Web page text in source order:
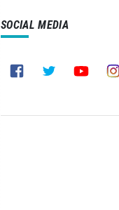
SOCIAL MEDIA